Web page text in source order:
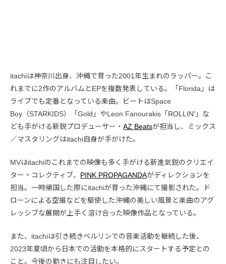
itachiは神奈川出身、沖縄で育った2001年生まれのラッパー。こ
れまでに2作のアルバムとEPを複数発表している。「Florida」は
ライブでも定番となっている楽曲。ビートはSpace
Boy（STARKIDS）「Gold」やLeon Fanourakis「ROLLIN’」な
ども手がける新鋭プロデューサー・ AZ Beatsが担当し、ミックス
／マスタリングはitachi自身が手がけた。
MVはitachiのこれまでの映像も多く手がける新進気鋭のクリエイ
ター・コレクティブ、 PINK PROPAGANDAがディレクションを
担当。一時帰国した際にitachiが育った沖縄にて撮影された。ド
ローンによる空撮などを駆使した沖縄の美しい風景と楽曲のアグ
レッシブな展開が上手く溶け合った映像作品となっている。
また、itachiは引き続きベルリンでの音楽活動を継続した後、
2023年夏頃から日本での活動を本格的にスタートする予定との
こと。今後の動きにも注目したい。